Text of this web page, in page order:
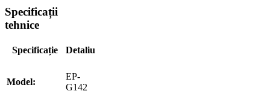
Specificații
tehnice
Specificație Detaliu
Model:
EP-
G142